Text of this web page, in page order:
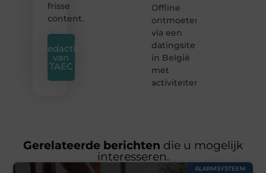
frisse
content.
Redactie
van
TAEC
Offline
ontmoeten
via een
datingsite
in België
met
activiteiten
Gerelateerde berichten die u mogelijk
interesseren.
ALARMSYSTEEM